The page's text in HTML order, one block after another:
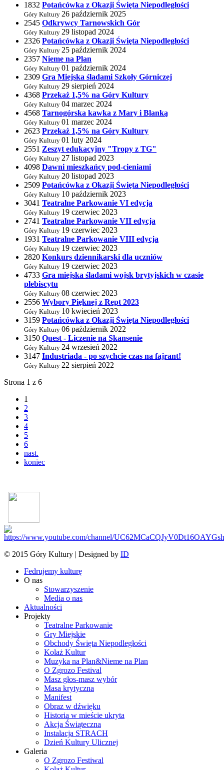
1832 Potańcówka z Okazji Święta Niepodległości
Góry Kultury 26 październik 2025
2545 Odkrywcy Tarnowskich Gór
Góry Kultury 29 listopad 2024
2326 Potańcówka z Okazji Święta Niepodległości
Góry Kultury 25 październik 2024
2357 Nieme na Plan
Góry Kultury 01 październik 2024
2309 Gra Miejska śladami Szkoły Górniczej
Góry Kultury 29 sierpień 2024
4368 Przekaż 1,5% na Góry Kultury
Góry Kultury 04 marzec 2024
4568 Tarnogórska kawka z Mary i Blanką
Góry Kultury 01 marzec 2024
2623 Przekaż 1,5% na Góry Kultury
Góry Kultury 01 luty 2024
2551 Zeszyt edukacyjny "Tropy z TG"
Góry Kultury 27 listopad 2023
4098 Dawni mieszkańcy pod-cieniami
Góry Kultury 20 listopad 2023
2509 Potańcówka z Okazji Święta Niepodległości
Góry Kultury 10 październik 2023
3041 Teatralne Parkowanie VI edycja
Góry Kultury 19 czerwiec 2023
2741 Teatralne Parkowanie VII edycja
Góry Kultury 19 czerwiec 2023
1931 Teatralne Parkowanie VIII edycja
Góry Kultury 19 czerwiec 2023
2820 Konkurs dziennikarski dla uczniów
Góry Kultury 19 czerwiec 2023
4733 Gra miejska śladami wojsk brytyjskich w czasie
plebiscytu
Góry Kultury 08 czerwiec 2023
2556 Wybory Pięknej z Rept 2023
Góry Kultury 10 kwiecień 2023
3159 Potańcówka z Okazji Święta Niepodległości
Góry Kultury 06 październik 2022
3150 Quest - Liczenie na Skansenie
Góry Kultury 24 wrzesień 2022
3147 Industriada - po szychcie czas na fajrant!
Góry Kultury 22 sierpień 2022
Strona 1 z 6
1
2
3
4
5
6
nast.
koniec
© 2015 Góry Kultury | Designed by ID
Fedrujemy kulturę
O nas
Stowarzyszenie
Media o nas
Aktualności
Projekty
Teatralne Parkowanie
Gry Miejskie
Obchody Święta Niepodległości
Kolaż Kultur
Muzyka na Plan&Nieme na Plan
O Zgrozo Festival
Masz głos-masz wybór
Masa krytyczna
Manifest
Obraz w dźwięku
Historia w mieście ukryta
Akcja Świąteczna
Instalacja STRACH
Dzień Kultury Ulicznej
Galeria
O Zgrozo Festiwal